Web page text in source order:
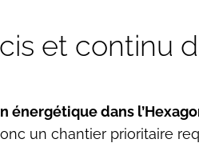
et continu
énergétique dans
un chantier prioritaire